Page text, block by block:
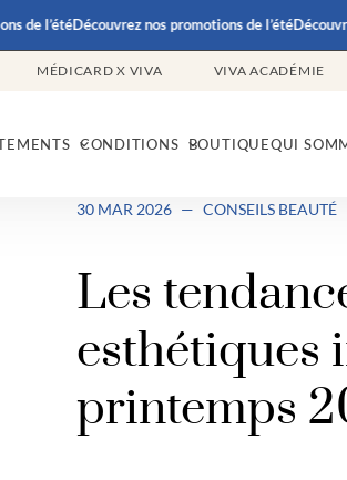
l’étéDécouvrez nos promotions de l’étéDécouvrez
MÉDICARD X VIVA VIVA ACADÉMIE
CONDITIONS BOUTIQUEQUI
30 MAR 2026 — CONSEILS BEAUTÉ
Les
esthétiques
printemps